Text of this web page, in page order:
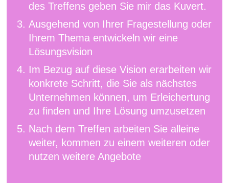
des Treffens geben Sie mir das Kuvert.
Ausgehend von Ihrer Fragestellung oder
Ihrem Thema entwickeln wir eine
Lösungsvision
Im Bezug auf diese Vision erarbeiten wir
konkrete Schritt, die Sie als nächstes
Unternehmen können, um Erleichertung
zu finden und Ihre Lösung umzusetzen
Nach dem Treffen arbeiten Sie alleine
weiter, kommen zu einem weiteren oder
nutzen weitere Angebote